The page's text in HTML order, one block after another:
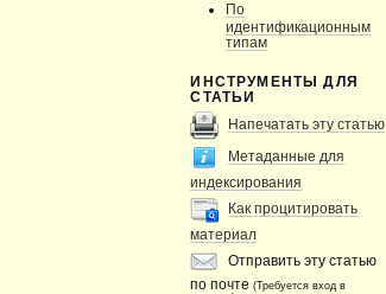
По
идентификационным
типам
ИНСТРУМЕНТЫ ДЛЯ
СТАТЬИ
Напечатать эту статью
Метаданные для
индексирования
Как процитировать
материал
Отправить эту статью
по почте(Требуется вход в